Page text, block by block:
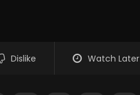
Dislike Watch Later